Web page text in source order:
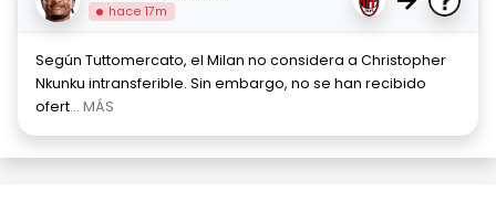
hace 17m
Según Tuttomercato, el Milan no considera a Christopher
Nkunku intransferible. Sin embargo, no se han recibido
ofert... MÁS